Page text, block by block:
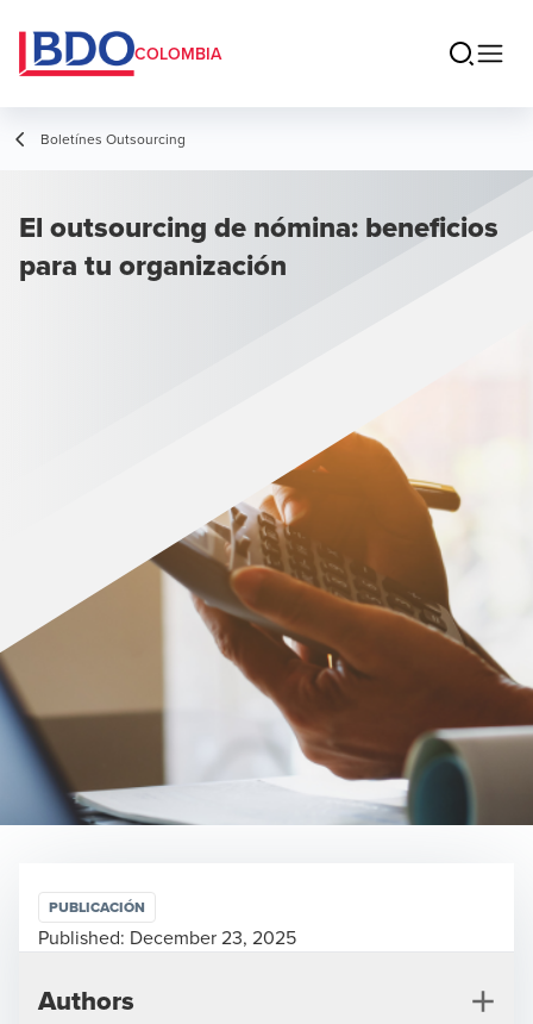
COLOMBIA
Boletínes Outsourcing
El outsourcing de nómina: beneficios
para tu organización
PUBLICACIÓN
Published: December 23, 2025
Authors